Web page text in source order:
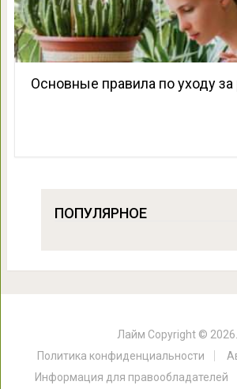
Основные правила по уходу
ПОПУЛЯРНОЕ
Лайм Copyright © 2026.
Политика конфиденциальности
Информация для правообладателей